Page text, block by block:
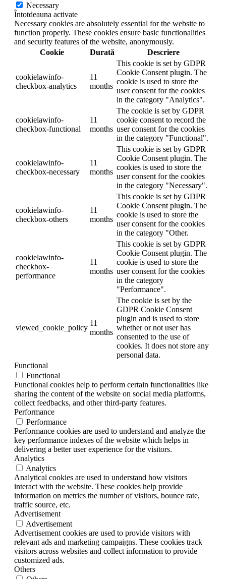
Necessary
Întotdeauna activate
Necessary cookies are absolutely essential for the website to
function properly. These cookies ensure basic functionalities
and security features of the website, anonymously.
Cookie
Durată Descriere
cookielawinfo-
checkbox-analytics
11
months
This cookie is set by GDPR
Cookie Consent plugin. The
cookie is used to store the
user consent for the cookies
in the category "Analytics".
cookielawinfo-
checkbox-functional
11
months
The cookie is set by GDPR
cookie consent to record the
user consent for the cookies
in the category "Functional".
cookielawinfo-
checkbox-necessary
11
months
This cookie is set by GDPR
Cookie Consent plugin. The
cookies is used to store the
user consent for the cookies
in the category "Necessary".
cookielawinfo-
checkbox-others
11
months
This cookie is set by GDPR
Cookie Consent plugin. The
cookie is used to store the
user consent for the cookies
in the category "Other.
cookielawinfo-
checkbox-
performance
11
months
This cookie is set by GDPR
Cookie Consent plugin. The
cookie is used to store the
user consent for the cookies
in the category
"Performance".
viewed_cookie_policy
11
months
The cookie is set by the
GDPR Cookie Consent
plugin and is used to store
whether or not user has
consented to the use of
cookies. It does not store any
personal data.
Functional
Functional
Functional cookies help to perform certain functionalities like
sharing the content of the website on social media platforms,
collect feedbacks, and other third-party features.
Performance
Performance
Performance cookies are used to understand and analyze the
key performance indexes of the website which helps in
delivering a better user experience for the visitors.
Analytics
Analytics
Analytical cookies are used to understand how visitors
interact with the website. These cookies help provide
information on metrics the number of visitors, bounce rate,
traffic source, etc.
Advertisement
Advertisement
Advertisement cookies are used to provide visitors with
relevant ads and marketing campaigns. These cookies track
visitors across websites and collect information to provide
customized ads.
Others